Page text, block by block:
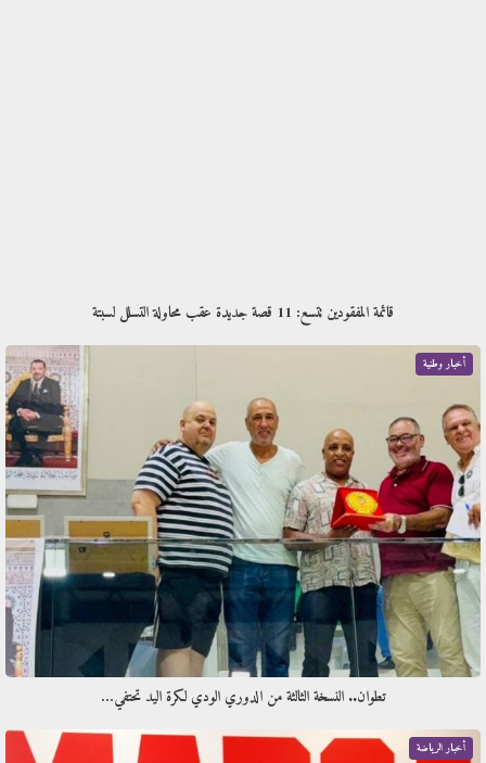
قائمة المفقودين تتسع: 11 قصة جديدة عقب محاولة التسلل لسبتة
أخبار وطنية
تطوان.. النسخة الثالثة من الدوري الودي لكرة اليد تحتفي…
أخبار الرياضة